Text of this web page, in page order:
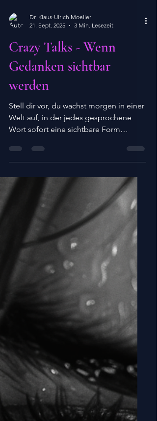
Dr. Klaus-Ulrich Moeller
21. Sept. 2025
3 Min. Lesezeit
Crazy Talks - Wenn
Gedanken sichtbar
werden
Stell dir vor, du wachst morgen in einer
Wort sofort eine sichtbare Form
bekommt – Gedankenwolken über...